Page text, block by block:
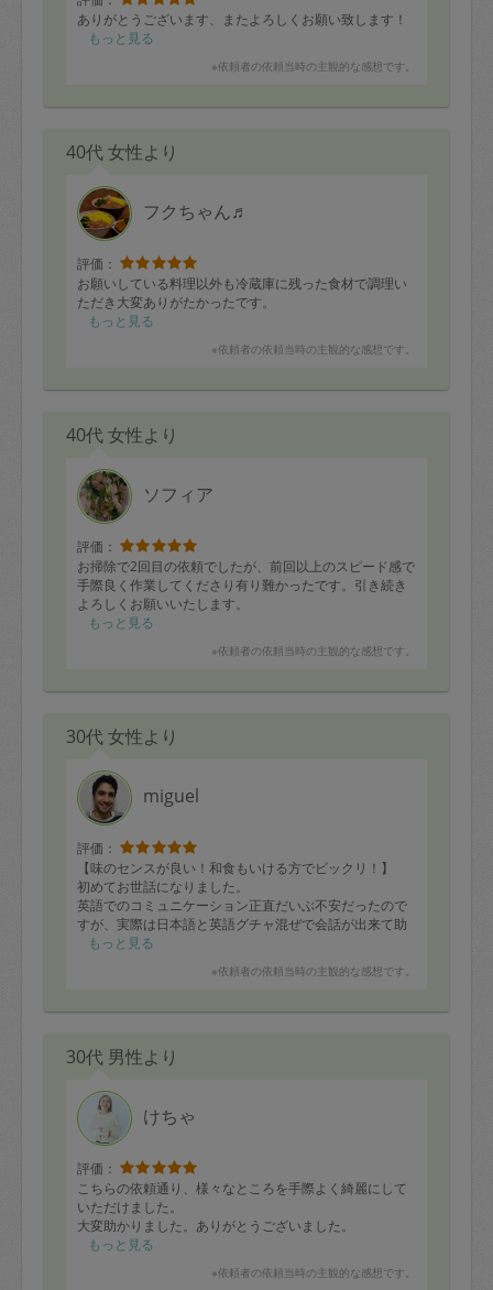
ありがとうございます、またよろしくお願い致します！
もっと見る
※依頼者の依頼当時の主観的な感想です。
40代 女性より
フクちゃん♬
評価：
お願いしている料理以外も冷蔵庫に残った食材で調理い
ただき大変ありがたかったです。
もっと見る
※依頼者の依頼当時の主観的な感想です。
40代 女性より
ソフィア
評価：
お掃除で2回目の依頼でしたが、前回以上のスピード感で
手際良く作業してくださり有り難かったです。引き続き
よろしくお願いいたします。
もっと見る
※依頼者の依頼当時の主観的な感想です。
30代 女性より
miguel
評価：
【味のセンスが良い！和食もいける方でビックリ！】
初めてお世話になりました。
英語でのコミュニケーション正直だいぶ不安だったので
すが、実際は日本語と英語グチャ混ぜで会話が出来て助
かりました！
お世話になるまでは「基本は洋食メインなのかな？」と
確認されて、実際によくある醤油、みりん、日本酒の味
無き創作料理の数々（サラダやスープ、炒め物）が出来
上がったわけですが、どれもとても美味しかったです！
味のセンスが良い方なんだと思いました。
私のようにコミュニケーションで不安をお持ちの依頼主
さんいらっしゃると思いますが、とても物腰の柔らかい
真面目な方ですし、お料理もニーズにキチンと応えて作
ってくださる方なのでオススメ致します！
是非またお世話になりたいと思いました！
もっと見る
※依頼者の依頼当時の主観的な感想です。
30代 男性より
けちゃ
評価：
こちらの依頼通り、様々なところを手際よく綺麗にして
いただけました。
大変助かりました。ありがとうございました。
もっと見る
※依頼者の依頼当時の主観的な感想です。